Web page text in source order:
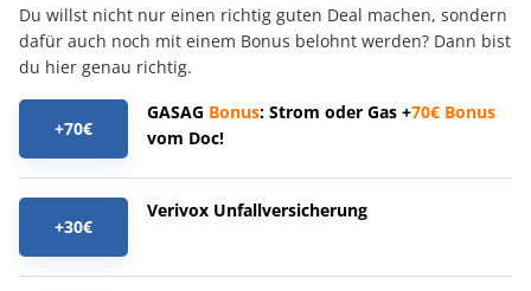
Du willst nicht nur einen richtig guten Deal machen, sondern
dafür auch noch mit einem Bonus belohnt werden? Dann bist
du hier genau richtig.
+70€
GASAG Bonus: Strom oder Gas +70€ Bonus
vom Doc!
+30€
Verivox Unfallversicherung